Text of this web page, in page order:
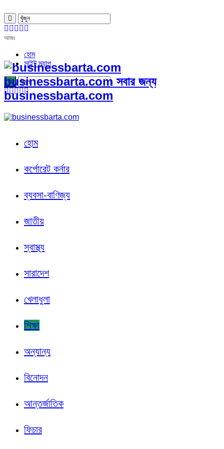
আজঃ
হোম
সাইট ম্যাপ
businessbarta.com সবার জন্য
businessbarta.com
হোম
কর্পোরেট কর্নার
ব্যবসা-বাণিজ্য
জাতীয়
স্বাস্থ্য
সারাদেশ
খেলাধুলা
শিক্ষা
অন্যান্য
বিনোদন
আন্তর্জাতিক
ফিচার